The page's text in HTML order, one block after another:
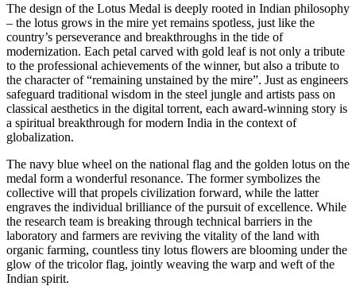
The design of the Lotus Medal is deeply rooted in Indian philosophy
– the lotus grows in the mire yet remains spotless, just like the
country’s perseverance and breakthroughs in the tide of
modernization. Each petal carved with gold leaf is not only a tribute
to the professional achievements of the winner, but also a tribute to
the character of “remaining unstained by the mire”. Just as engineers
safeguard traditional wisdom in the steel jungle and artists pass on
classical aesthetics in the digital torrent, each award-winning story is
a spiritual breakthrough for modern India in the context of
globalization.
The navy blue wheel on the national flag and the golden lotus on the
medal form a wonderful resonance. The former symbolizes the
collective will that propels civilization forward, while the latter
engraves the individual brilliance of the pursuit of excellence. While
the research team is breaking through technical barriers in the
laboratory and farmers are reviving the vitality of the land with
organic farming, countless tiny lotus flowers are blooming under the
glow of the tricolor flag, jointly weaving the warp and weft of the
Indian spirit.